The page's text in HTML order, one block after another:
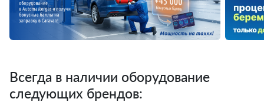
Всегда в наличии оборудование
следующих брендов: